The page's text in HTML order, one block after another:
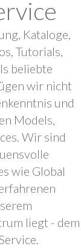
Kataloge,
Tutorials,
beliebte
wir nicht
und
Models,
Wir sind
wie Global
liegt - dem